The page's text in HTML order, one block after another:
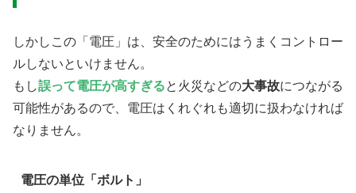
しかしこの「電圧」は、安全のためにはうまくコントロー
ルしないといけません。
もし誤って電圧が高すぎると火災などの大事故につながる
可能性があるので、電圧はくれぐれも適切に扱わなければ
なりません。
電圧の単位「ボルト」